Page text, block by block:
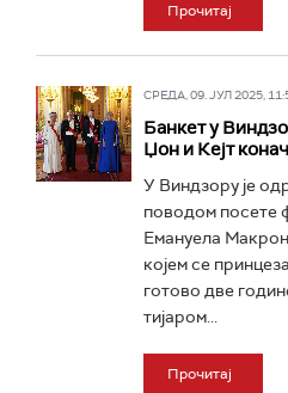
Прочитај
СРЕДА, 09. ЈУЛ 2025,
Банкет у
Џон и Кејт
У Виндзору је
поводом посете
Емануела
којем се
готово две
тијаром...
Прочитај